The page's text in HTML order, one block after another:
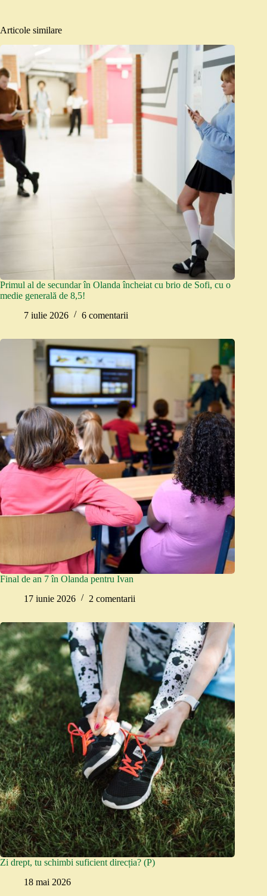
Articole similare
Primul al de secundar în Olanda încheiat cu brio de Sofi, cu o
medie generală de 8,5!
7 iulie 2026
6 comentarii
Final de an 7 în Olanda pentru Ivan
17 iunie 2026
2 comentarii
Zi drept, tu schimbi suficient direcția? (P)
18 mai 2026